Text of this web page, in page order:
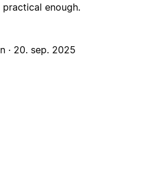
enough.
· 20. sep. 2025